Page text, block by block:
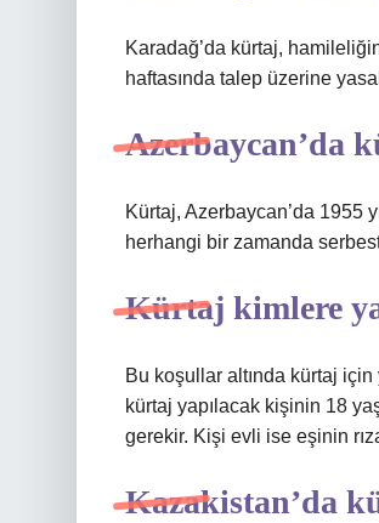
Karadağ’da kürtaj,
haftasında talep üzerine
Azerbaycan’da
Kürtaj, Azerbaycan’da 1955
herhangi bir zamanda
Kürtaj kimlere
Bu koşullar altında kürtaj
kürtaj yapılacak kişinin 18
gerekir. Kişi evli ise eşinin
Kazakistan’da